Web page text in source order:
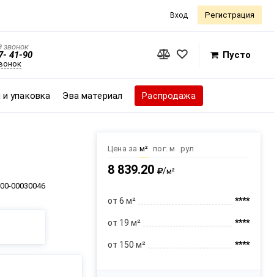
Вход Регистрация
звонок
41-90 Пусто
упаковка Эва материал Распродажа
00-00030046
Цена за м² пог. м рул
8 839.20 /м²
от 6 м² ****
от 19 м² ****
от 150 м² ****